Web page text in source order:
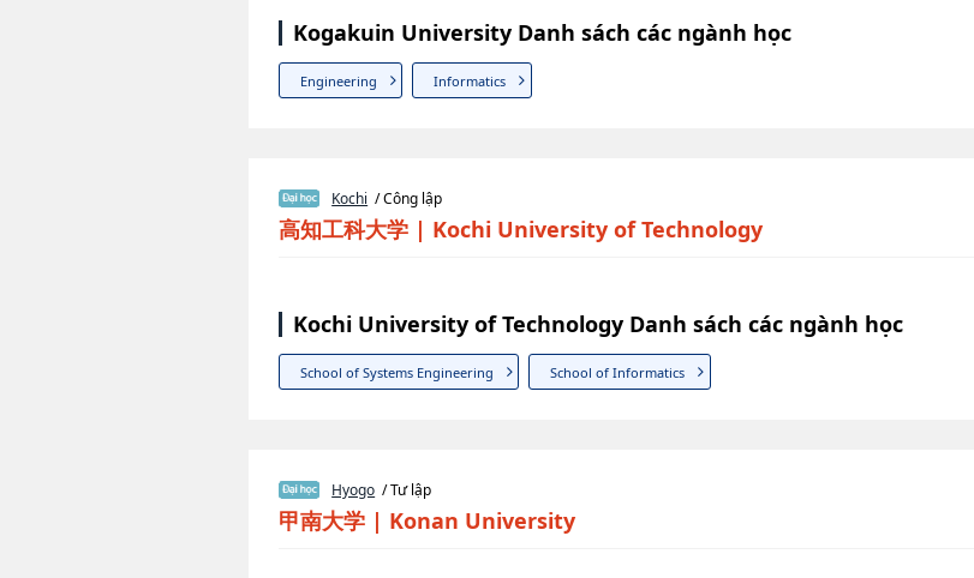
Kogakuin University Danh sách các ngành học
Engineering Informatics
Kochi / Công lập
高知工科大学 | Kochi University of Technology
Kochi University of Technology Danh sách các ngành học
School of Systems Engineering School of Informatics
Hyogo / Tư lập
甲南大学 | Konan University